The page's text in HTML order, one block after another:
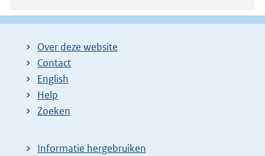
Over deze website
Contact
English
Help
Zoeken
Informatie hergebruiken